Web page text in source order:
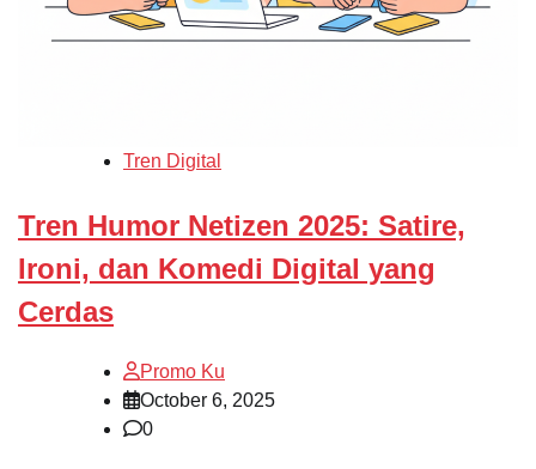
Tren Digital
Tren Humor Netizen 2025: Satire,
Ironi, dan Komedi Digital yang
Cerdas
Promo Ku
October 6, 2025
0